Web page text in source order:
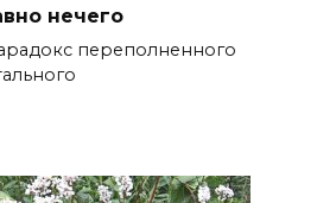
нечего
переполненного